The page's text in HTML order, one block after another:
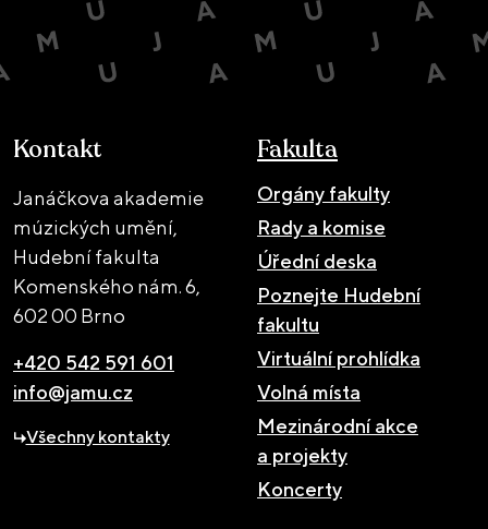
Kontakt
Janáčkova akademie
múzických umění,
Hudební fakulta
Komenského nám. 6,
602 00 Brno
+420 542 591 601
info@jamu.cz
Všechny kontakty
Fakulta
Orgány fakulty
Rady a komise
Úřední deska
Poznejte Hudební
fakultu
Virtuální prohlídka
Volná místa
Mezinárodní akce
a projekty
Koncerty